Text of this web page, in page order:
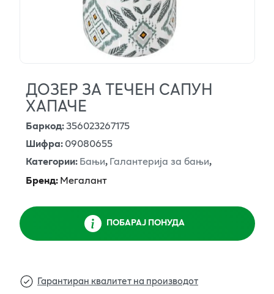
ДОЗЕР ЗА ТЕЧЕН САПУН
ХАПАЧЕ
Баркод:356023267175
Шифра:09080655
Категории:Бањи,Галантерија за бањи,
Бренд:Мегалант
ПОБАРАЈ ПОНУДА
Гарантиран квалитет на производот